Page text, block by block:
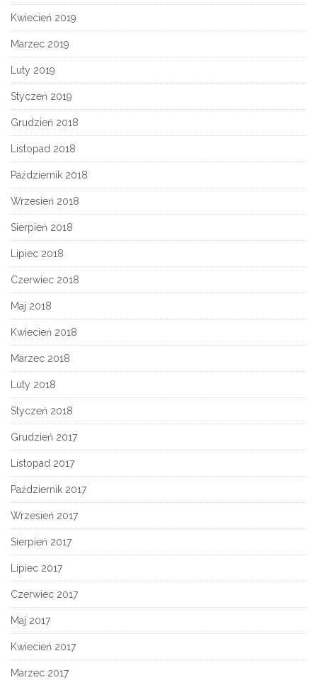
Kwiecień 2019
Marzec 2019
Luty 2019
Styczeń 2019
Grudzień 2018
Listopad 2018
Październik 2018
Wrzesień 2018
Sierpień 2018
Lipiec 2018
Czerwiec 2018
Maj 2018
Kwiecień 2018
Marzec 2018
Luty 2018
Styczeń 2018
Grudzień 2017
Listopad 2017
Październik 2017
Wrzesień 2017
Sierpień 2017
Lipiec 2017
Czerwiec 2017
Maj 2017
Kwiecień 2017
Marzec 2017